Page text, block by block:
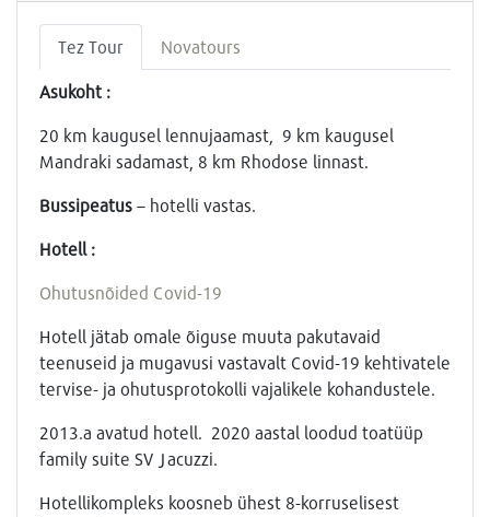
Tez Tour Novatours
Asukoht :
20 km kaugusel lennujaamast, 9 km kaugusel
Mandraki sadamast, 8 km Rhodose linnast.
Bussipeatus – hotelli vastas.
Hotell :
Ohutusnõided Covid-19
Hotell jätab omale õiguse muuta pakutavaid
teenuseid ja mugavusi vastavalt Covid-19 kehtivatele
tervise- ja ohutusprotokolli vajalikele kohandustele.
2013.a avatud hotell. 2020 aastal loodud toatüüp
family suite SV Jacuzzi.
Hotellikompleks koosneb ühest 8-korruselisest